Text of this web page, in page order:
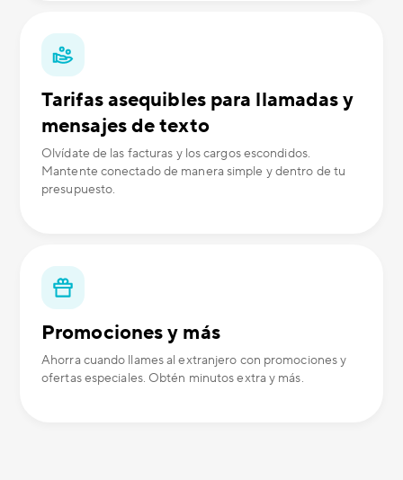
Tarifas asequibles para llamadas y
mensajes de texto
Olvídate de las facturas y los cargos escondidos.
Mantente conectado de manera simple y dentro de tu
presupuesto.
Promociones y más
Ahorra cuando llames al extranjero con promociones y
ofertas especiales. Obtén minutos extra y más.